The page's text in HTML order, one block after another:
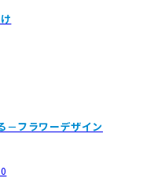
－フラワーデザイン